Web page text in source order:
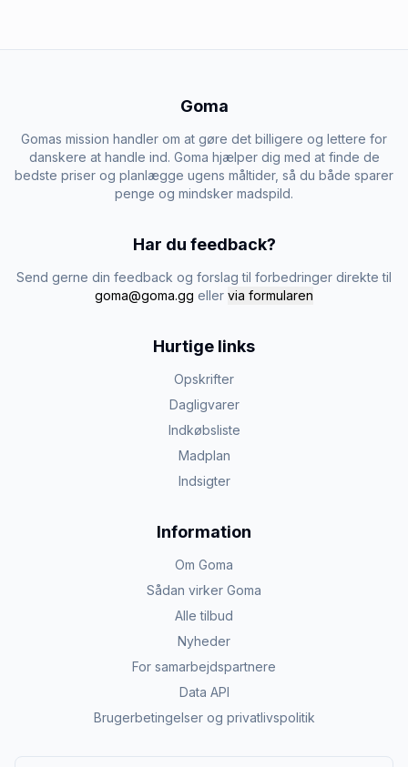
Goma
Gomas mission handler om at gøre det billigere og lettere for
danskere at handle ind. Goma hjælper dig med at finde de
bedste priser og planlægge ugens måltider, så du både sparer
penge og mindsker madspild.
Har du feedback?
Send gerne din feedback og forslag til forbedringer direkte til
goma@goma.gg eller via formularen
Hurtige links
Opskrifter
Dagligvarer
Indkøbsliste
Madplan
Indsigter
Information
Om Goma
Sådan virker Goma
Alle tilbud
Nyheder
For samarbejdspartnere
Data API
Brugerbetingelser og privatlivspolitik